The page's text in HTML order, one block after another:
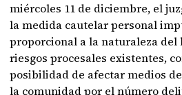
miércoles 11 de diciembre, el
la medida cautelar personal
proporcional a la naturaleza del
riesgos procesales existentes,
posibilidad de afectar medios
la comunidad por el número